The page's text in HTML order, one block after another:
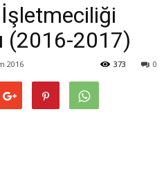
(2016-2017)
2016 0
373